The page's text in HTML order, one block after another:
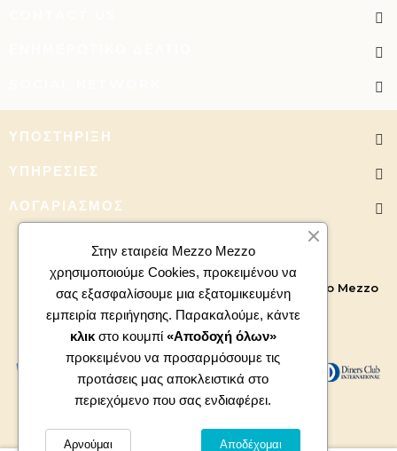
ΥΠΟΣΤΉΡΙΞΗ
ΥΠΗΡΕΣΊΕΣ
ΛΟΓΑΡΙΑΣΜΌΣ
Copyright 2026 - All right reserved. Powered by Mezzo Mezzo
Στην εταιρεία Mezzo Mezzo
χρησιμοποιούμε Cookies, προκειμένου να
σας εξασφαλίσουμε μια εξατομικευμένη
εμπειρία περιήγησης. Παρακαλούμε, κάντε
κλικ στο κουμπί «Αποδοχή όλων»
προκειμένου να προσαρμόσουμε τις
προτάσεις μας αποκλειστικά στο
περιεχόμενο που σας ενδιαφέρει.
Αποδέχομαι
Αρνούμαι